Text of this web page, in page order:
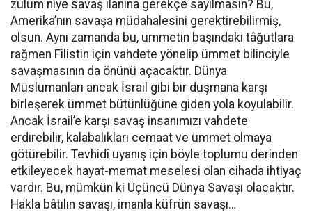
zulüm niye savaş ilanına gerekçe sayılmasın? Bu,
Amerika’nın savaşa müdahalesini gerektirebilirmiş,
olsun. Aynı zamanda bu, ümmetin başındaki tâğutlara
rağmen Filistin için vahdete yönelip ümmet bilinciyle
savaşmasının da önünü açacaktır. Dünya
Müslümanları ancak İsrail gibi bir düşmana karşı
birleşerek ümmet bütünlüğüne giden yola koyulabilir.
Ancak İsrail’e karşı savaş insanımızı vahdete
erdirebilir, kalabalıkları cemaat ve ümmet olmaya
götürebilir. Tevhidî uyanış için böyle toplumu derinden
etkileyecek hayat-memat meselesi olan cihada ihtiyaç
vardır. Bu, mümkün ki Üçüncü Dünya Savaşı olacaktır.
Hakla bâtılın savaşı, imanla küfrün savaşı…